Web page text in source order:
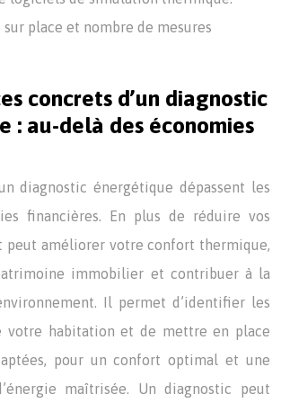
sur place et nombre de mesures
concrets d’un diagnostic
: au-delà des économies
diagnostic énergétique dépassent les
financières. En plus de réduire vos
peut améliorer votre confort thermique,
immobilier et contribuer à la
Il permet d’identifier les
votre habitation et de mettre en place
pour un confort optimal et une
maîtrisée. Un diagnostic peut